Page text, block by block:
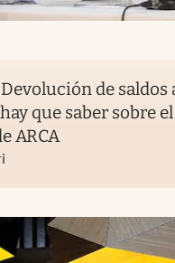
Devolución de saldos
que saber sobre
ARCA